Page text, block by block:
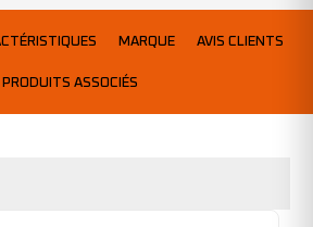
MARQUE AVIS CLIENTS
PRODUITS ASSOCIÉS